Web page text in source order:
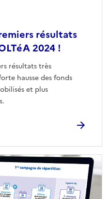
résultats
2024 !
résultats très
hausse des fonds
et plus